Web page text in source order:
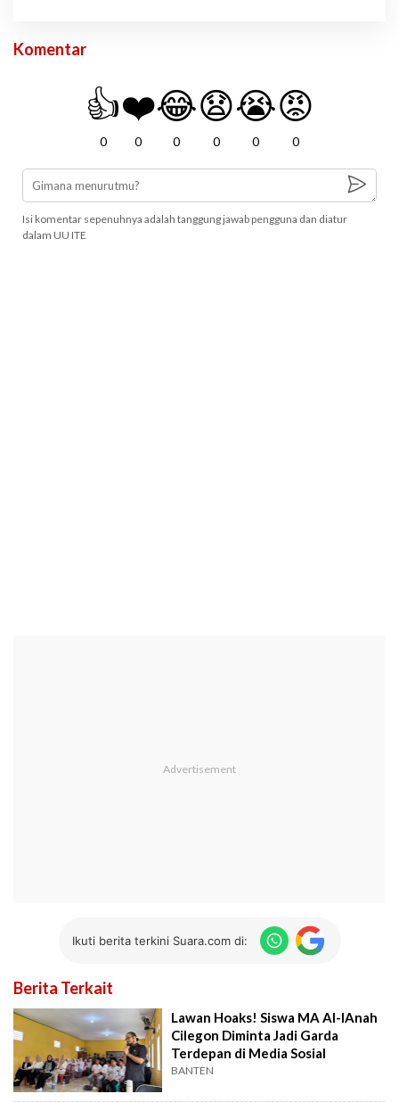
Komentar
👍
0
❤️
0
😂
0
😧
0
😭
0
😡
0
Isi komentar sepenuhnya adalah tanggung jawab pengguna dan diatur
dalam UU ITE
Ikuti berita terkini Suara.com di:
Berita Terkait
Lawan Hoaks! Siswa MA Al-IAnah
Cilegon Diminta Jadi Garda
Terdepan di Media Sosial
BANTEN